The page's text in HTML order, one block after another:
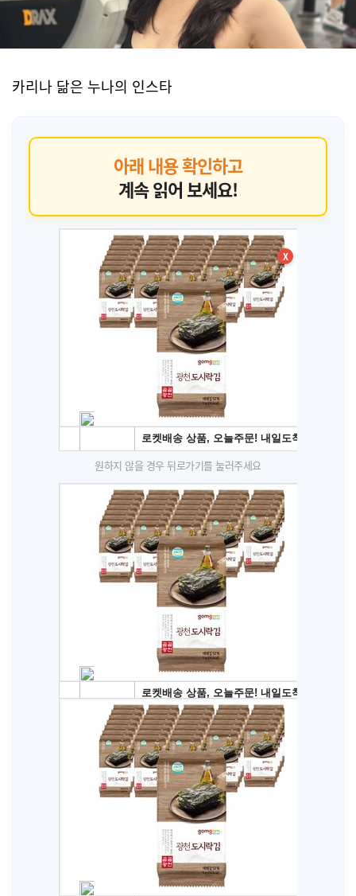
카리나 닮은 누나의 인스타
아래 내용 확인하고
계속 읽어 보세요!
X
원하지 않을 경우 뒤로가기를 눌러주세요